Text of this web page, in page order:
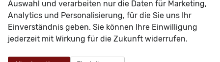
Das Fahrzeug verfügt über kein fest verbautes
Navigationssystem. DurchApple CarPlay /
Android Autoist jedoch eine Navigationüber
kompatible Smartphone-Apps (z.B. Google Maps
oder Apple Karten) über den
Auswahl und verarbeiten nur die Daten für Marketing,
Analytics und Personalisierung, für die Sie uns Ihr
Einverständnis geben. Sie können Ihre Einwilligung
jederzeit mit Wirkung für die Zukunft widerrufen.